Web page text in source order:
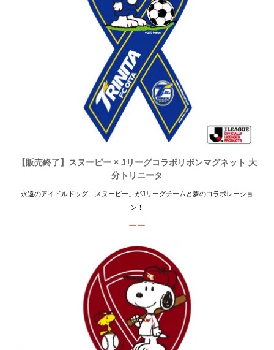
【販売終了】スヌーピー × Jリーグコラボリボンマグネット 大
分トリニータ
永遠のアイドルドッグ「スヌーピー」がJリーグチームと夢のコラボレーショ
ン！
ーー